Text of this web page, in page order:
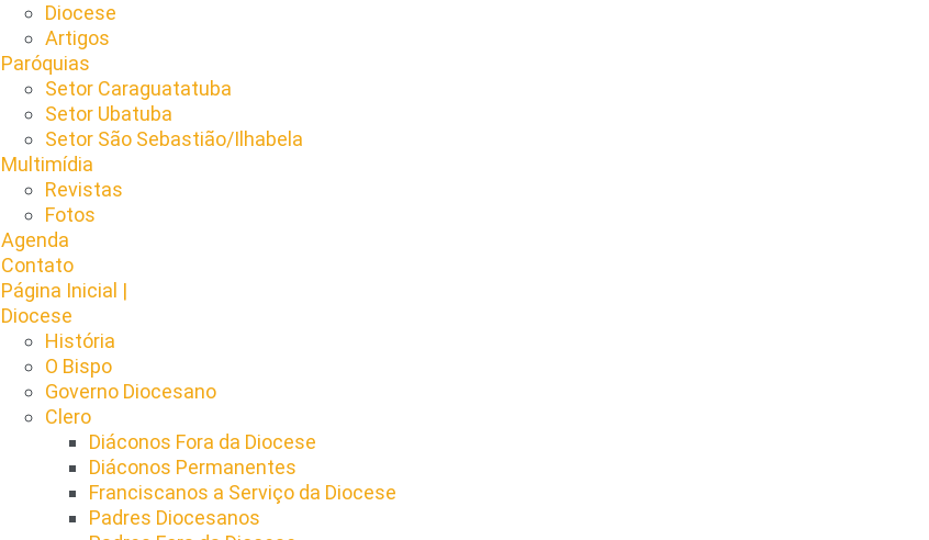
Diocese
Artigos
Paróquias
Setor Caraguatatuba
Setor Ubatuba
Setor São Sebastião/Ilhabela
Multimídia
Revistas
Fotos
Agenda
Contato
Página Inicial |
Diocese
História
O Bispo
Governo Diocesano
Clero
Diáconos Fora da Diocese
Diáconos Permanentes
Franciscanos a Serviço da Diocese
Padres Diocesanos